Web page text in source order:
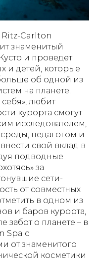
Ritz-Carlton
знаменитый
и проведет
и детей, которые
об одной из
на планете.
любит
курорта смогут
исследователем,
педагогом и
свой вклад в
подводные
за
сети-
от совместных
в одном из
и баров курорта,
забот о планете – в
Spa с
от знаменитого
косметики